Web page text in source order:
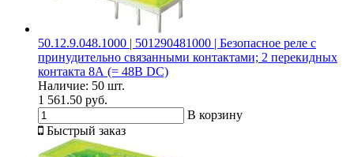
50.12.9.048.1000 | 501290481000 | Безопасное реле с
принудительно связанными контактами; 2 перекидных
контакта 8А (= 48В DC)
Наличие: 50 шт.
1 561.50 руб.
В корзину
Быстрый заказ